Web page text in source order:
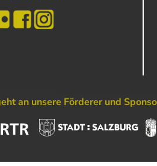
an unsere Förderer und